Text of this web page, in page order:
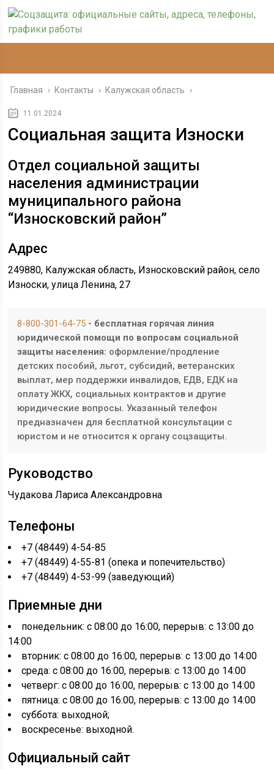
Главная › Контакты › Калужская область ›
11.01.2024
Социальная защита Износки
Отдел социальной защиты
населения администрации
муниципального района
“Износковский район”
Адрес
249880, Калужская область, Износковский район, село
Износки, улица Ленина, 27
8-800-301-64-75 - бесплатная горячая линия
юридической помощи по вопросам социальной
защиты населения: оформление/продление
детских пособий, льгот, субсидий, ветеранских
выплат, мер поддержки инвалидов, ЕДВ, ЕДК на
оплату ЖКХ, социальных контрактов и другие
юридические вопросы. Указанный телефон
предназначен для бесплатной консультации с
юристом и не относится к органу соцзащиты.
Руководство
Чудакова Лариса Александровна
Телефоны
+7 (48449) 4-54-85
+7 (48449) 4-55-81 (опека и попечительство)
+7 (48449) 4-53-99 (заведующий)
Приемные дни
понедельник: с 08:00 до 16:00, перерыв: с 13:00 до
14:00
вторник: с 08:00 до 16:00, перерыв: с 13:00 до 14:00
среда: с 08:00 до 16:00, перерыв: с 13:00 до 14:00
четверг: с 08:00 до 16:00, перерыв: с 13:00 до 14:00
пятница: с 08:00 до 16:00, перерыв: с 13:00 до 14:00
суббота: выходной;
воскресенье: выходной.
Официальный сайт